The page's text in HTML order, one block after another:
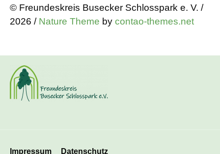
© Freundeskreis Busecker Schlosspark e. V. /
2026 / Nature Theme by contao-themes.net
Impressum Datenschutz